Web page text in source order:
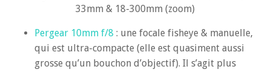
33mm & 18-300mm (zoom)
Pergear 10mm f/8 : une focale fisheye & manuelle,
qui est ultra-compacte (elle est quasiment aussi
grosse qu’un bouchon d’objectif). Il s’agit plus